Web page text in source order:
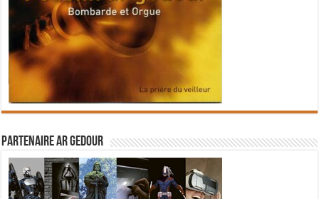
Partenaire Ar Gedour